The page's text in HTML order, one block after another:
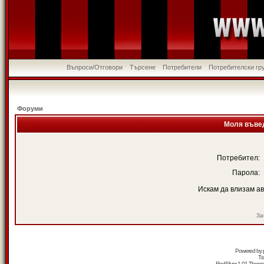
Въпроси/Отговори Търсене Потребители Потребителски
Форуми
Моля
Потребител:
Парола:
Искам да влизам
Powered by